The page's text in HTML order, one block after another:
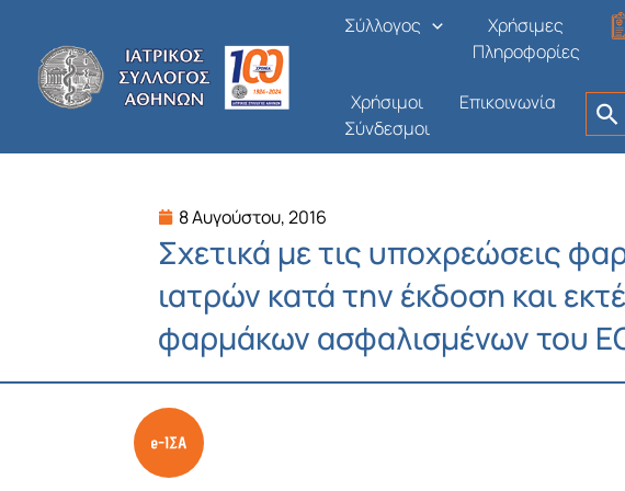
περιεχόμενο
Σύλλογος
Χρήσιμες
Πληροφορίες
Χρήσιμοι
Σύνδεσμοι
Επικοινωνία
8 Αυγούστου, 2016
Σχετικά με τις υποχρεώσεις
ιατρών κατά την έκδοση και
φαρμάκων ασφαλισμένων του